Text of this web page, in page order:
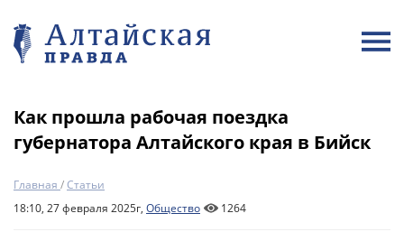
Как прошла рабочая поездка
губернатора Алтайского края в Бийск
Главная /Статьи
18:10, 27 февраля 2025г, Общество 1264